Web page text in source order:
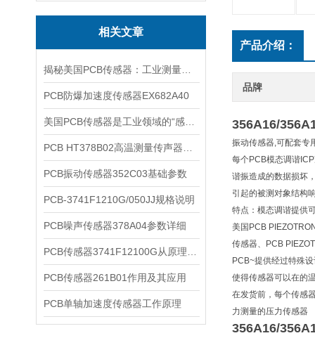
相关文章
PCB防爆加速度传感器EX682A40
PCB振动传感器352C03基础参数
PCB-3741F1210G/050JJ规格说明
PCB噪声传感器378A04参数详细
PCB传感器261B01作用及其应用
PCB单轴加速度传感器工作原理
产品介绍：
品牌
356A16/
振动传感器,可配套专
每个PCB模态调谐
谐振造成的数据损坏
引起的被测对象结构
特点：模态调谐提供
美国PCB
传感器、PCB
PCB~提供经过特殊
使得传感器可以在的
在发货前，每个传感
力测量的压力传感器
356A16/